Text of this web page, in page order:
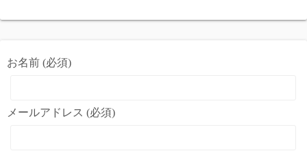
お名前 (必須)
メールアドレス (必須)